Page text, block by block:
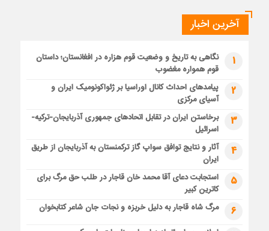
آخرین اخبار
1
نگاهی به تاریخ و وضعیت قوم هزاره در افغانستان؛ داستان
قوم همواره مغضوب
2
پیامدهای احداث کانال اوراسیا بر ژئواکونومیک ایران و
آسیای مرکزی
3
برخاستن ایران در تقابل اتحادهای جمهوری آذربایجان-ترکیه-
اسرائیل
4
آثار و نتایج توافق سواپ گاز ترکمنستان به آذربایجان از طریق
ایران
5
استجابت دعای آقا محمد خان قاجار در طلب حق مرگ برای
کاترین کبیر
6 مرگ شاه قاجار به دلیل خربزه و نجات جان شاعر کتابخوان